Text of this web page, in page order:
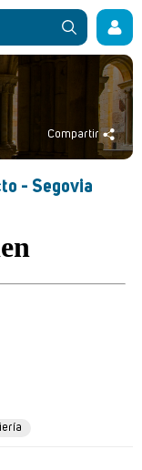
Compartir
- Segovia